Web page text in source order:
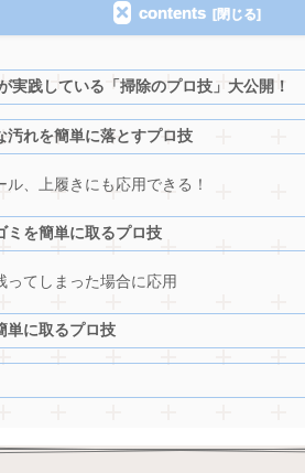
contents
実践している「掃除のプロ技」大公開！
汚れを簡単に落とすプロ技
、上履きにも応用できる！
ミを簡単に取るプロ技
ってしまった場合に応用
単に取るプロ技